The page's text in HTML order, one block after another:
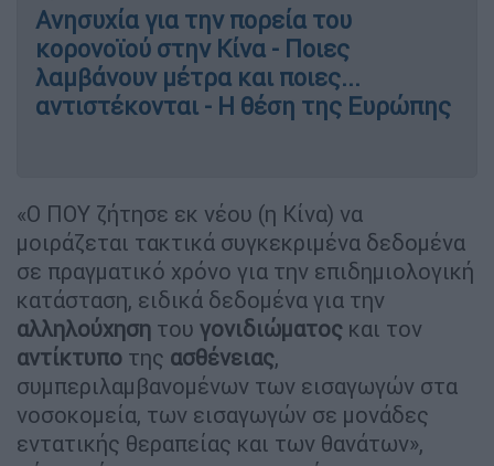
Ανησυχία για την πορεία του
κορονοϊού στην Κίνα - Ποιες
λαμβάνουν μέτρα και ποιες...
αντιστέκονται - Η θέση της Ευρώπης
«Ο ΠΟΥ ζήτησε εκ νέου (η Κίνα) να
μοιράζεται τακτικά συγκεκριμένα δεδομένα
σε πραγματικό χρόνο για την επιδημιολογική
κατάσταση, ειδικά δεδομένα για την
αλληλούχηση του γονιδιώματος και τον
αντίκτυπο της ασθένειας,
συμπεριλαμβανομένων των εισαγωγών στα
νοσοκομεία, των εισαγωγών σε μονάδες
εντατικής θεραπείας και των θανάτων»,